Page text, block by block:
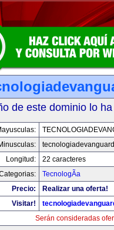
de este dominio lo
Longitud:
22 caracteres
TecnologÃ­a
Precio:
Realizar una oferta!
Visitar!
Serán consideradas